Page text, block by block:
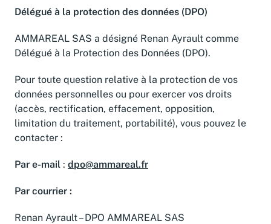
Délégué à la protection des données (DPO)
AMMAREAL SAS a désigné Renan Ayrault comme
Délégué à la Protection des Données (DPO).
Pour toute question relative à la protection de vos
données personnelles ou pour exercer vos droits
(accès, rectification, effacement, opposition,
limitation du traitement, portabilité), vous pouvez le
contacter :
Par e-mail : dpo@ammareal.fr
Par courrier :
Renan Ayrault – DPO AMMAREAL SAS